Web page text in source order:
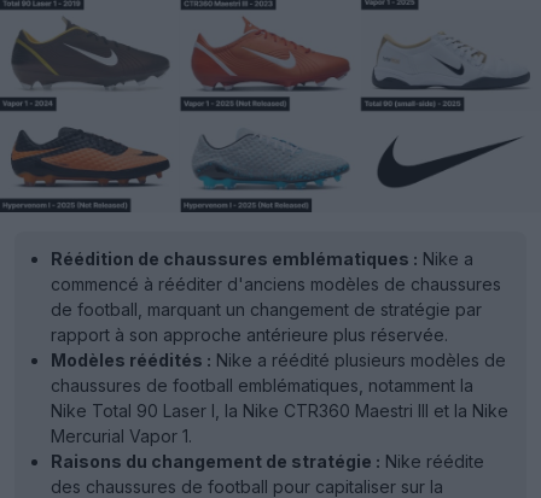
Réédition de chaussures emblématiques : Nike a
commencé à rééditer d'anciens modèles de chaussures
de football, marquant un changement de stratégie par
rapport à son approche antérieure plus réservée.
Modèles réédités : Nike a réédité plusieurs modèles de
chaussures de football emblématiques, notamment la
Nike Total 90 Laser I, la Nike CTR360 Maestri III et la Nike
Mercurial Vapor 1.
Raisons du changement de stratégie : Nike réédite
des chaussures de football pour capitaliser sur la